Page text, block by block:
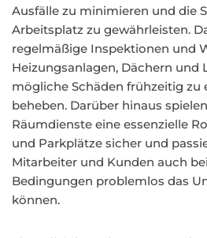
Ausfälle zu minimieren und die
Arbeitsplatz zu gewährleisten.
regelmäßige Inspektionen und
Heizungsanlagen, Dächern und
mögliche Schäden frühzeitig zu
beheben. Darüber hinaus
Räumdienste eine essenzielle
und Parkplätze sicher und
Mitarbeiter und Kunden auch
Bedingungen problemlos das
können.